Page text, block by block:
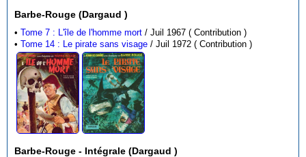
Barbe-Rouge (Dargaud )
•Tome 7 : L'île de l'homme mort
/ Juil 1967 ( Contribution )
•Tome 14 : Le pirate sans visage / Juil 1972 ( Contribution )
Barbe-Rouge - Intégrale (Dargaud )